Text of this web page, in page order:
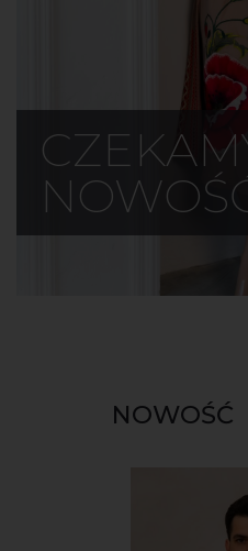
NOWOŚĆ